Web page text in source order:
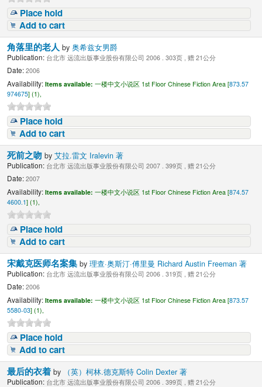
Place hold
Add to cart
角落里的老人by奥希兹女男爵
Publication: 台北市 远流出版事业股份有限公司 2006 . 303页 , 赠 21公分
Date: 2006
Availability: Items available: 一楼中文小说区 1st Floor Chinese Fiction Area [873.57
974675] (1),
Place hold
Add to cart
死前之吻by艾拉.雷文 Iralevin 著
Publication: 台北市 远流出版事业股份有限公司 2007 . 399页 , 赠 21公分
Date: 2007
Availability: Items available: 一楼中文小说区 1st Floor Chinese Fiction Area [874.57
4600.1] (1),
Place hold
Add to cart
宋戴克医师名案集by理查·奥斯汀·傅里曼 Richard Austin Freeman 著
Publication: 台北市 远流出版事业股份有限公司 2006 . 319页 , 赠 21公分
Date: 2006
Availability: Items available: 一楼中文小说区 1st Floor Chinese Fiction Area [873.57
5580-03] (1),
Place hold
Add to cart
最后的衣着by （英）柯林.德克斯特 Colin Dexter 著
Publication: 台北市 远流出版事业股份有限公司 2006 . 399页 , 赠 21公分